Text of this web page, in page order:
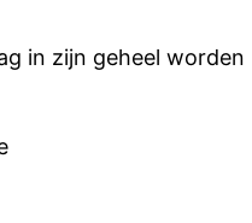
in zijn geheel worden